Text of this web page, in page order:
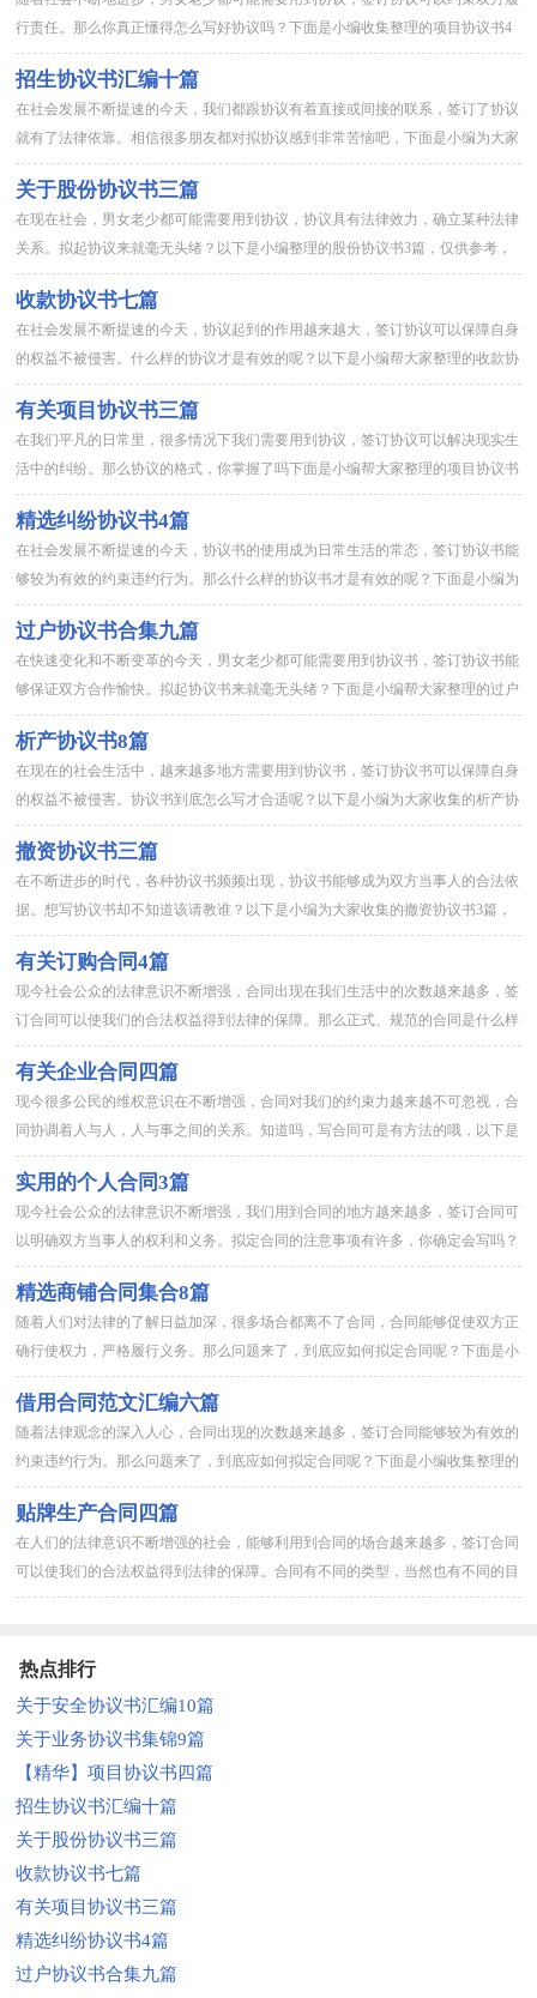
行责任。那么你真正懂得怎么写好协议吗？下面是小编收集整理的项目协议书4
篇，欢迎大家分享。项目协议书 篇1甲方：_________乙...
招生协议书汇编十篇
在社会发展不断提速的今天，我们都跟协议有着直接或间接的联系，签订了协议
就有了法律依靠。相信很多朋友都对拟协议感到非常苦恼吧，下面是小编为大家
收集的招生协议书10篇，仅供参考，大家一起来看看吧。招生协议...
关于股份协议书三篇
在现在社会，男女老少都可能需要用到协议，协议具有法律效力，确立某种法律
关系。拟起协议来就毫无头绪？以下是小编整理的股份协议书3篇，仅供参考，
大家一起来看看吧。股份协议书 篇1甲方：地址：电话：乙方：地...
收款协议书七篇
在社会发展不断提速的今天，协议起到的作用越来越大，签订协议可以保障自身
的权益不被侵害。什么样的协议才是有效的呢？以下是小编帮大家整理的收款协
议书7篇，欢迎阅读，希望大家能够喜欢。收款协议书 篇1保证人...
有关项目协议书三篇
在我们平凡的日常里，很多情况下我们需要用到协议，签订协议可以解决现实生
活中的纠纷。那么协议的格式，你掌握了吗下面是小编帮大家整理的项目协议书
3篇，欢迎大家借鉴与参考，希望对大家有所帮助。项目协议书 篇...
精选纠纷协议书4篇
在社会发展不断提速的今天，协议书的使用成为日常生活的常态，签订协议书能
够较为有效的约束违约行为。那么什么样的协议书才是有效的呢？下面是小编为
大家收集的纠纷协议书4篇，欢迎阅读，希望大家能够喜欢。纠纷协...
过户协议书合集九篇
在快速变化和不断变革的今天，男女老少都可能需要用到协议书，签订协议书能
够保证双方合作愉快。拟起协议书来就毫无头绪？下面是小编帮大家整理的过户
协议书9篇，供大家参考借鉴，希望可以帮助到有需要的朋友。过户...
析产协议书8篇
在现在的社会生活中，越来越多地方需要用到协议书，签订协议书可以保障自身
的权益不被侵害。协议书到底怎么写才合适呢？以下是小编为大家收集的析产协
议书8篇，仅供参考，希望能够帮助到大家。析产协议书 篇1男方...
撤资协议书三篇
在不断进步的时代，各种协议书频频出现，协议书能够成为双方当事人的合法依
据。想写协议书却不知道该请教谁？以下是小编为大家收集的撤资协议书3篇，
供大家参考借鉴，希望可以帮助到有需要的朋友。撤资协议书 篇1...
有关订购合同4篇
现今社会公众的法律意识不断增强，合同出现在我们生活中的次数越来越多，签
订合同可以使我们的合法权益得到法律的保障。那么正式、规范的合同是什么样
的呢？以下是小编精心整理的订购合同4篇，希望对大家有所帮助。...
有关企业合同四篇
现今很多公民的维权意识在不断增强，合同对我们的约束力越来越不可忽视，合
同协调着人与人，人与事之间的关系。知道吗，写合同可是有方法的哦，以下是
小编精心整理的企业合同4篇，仅供参考，大家一起来看看吧。企业...
实用的个人合同3篇
现今社会公众的法律意识不断增强，我们用到合同的地方越来越多，签订合同可
以明确双方当事人的权利和义务。拟定合同的注意事项有许多，你确定会写吗？
以下是小编帮大家整理的个人合同4篇，希望能够帮助到大家。个人...
精选商铺合同集合8篇
随着人们对法律的了解日益加深，很多场合都离不了合同，合同能够促使双方正
确行使权力，严格履行义务。那么问题来了，到底应如何拟定合同呢？下面是小
编收集整理的商铺合同9篇，希望能够帮助到大家。商铺合同 篇1...
借用合同范文汇编六篇
随着法律观念的深入人心，合同出现的次数越来越多，签订合同能够较为有效的
约束违约行为。那么问题来了，到底应如何拟定合同呢？下面是小编收集整理的
借用合同6篇，仅供参考，希望能够帮助到大家。借用合同 篇1甲...
贴牌生产合同四篇
在人们的法律意识不断增强的社会，能够利用到合同的场合越来越多，签订合同
可以使我们的合法权益得到法律的保障。合同有不同的类型，当然也有不同的目
的，下面是小编为大家收集的贴牌生产合同4篇，仅供参考，欢迎大...
热点排行
关于安全协议书汇编10篇
关于业务协议书集锦9篇
【精华】项目协议书四篇
招生协议书汇编十篇
关于股份协议书三篇
收款协议书七篇
有关项目协议书三篇
精选纠纷协议书4篇
过户协议书合集九篇